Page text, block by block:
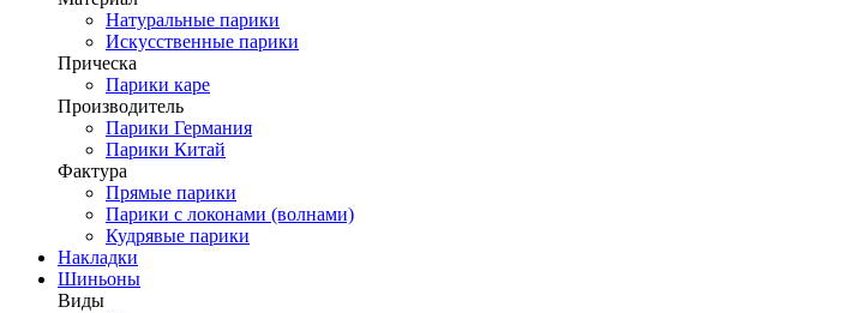
Натуральные парики
Искусственные парики
Прическа
Парики каре
Производитель
Парики Германия
Парики Китай
Фактура
Прямые парики
Парики с локонами (волнами)
Кудрявые парики
Накладки
Шиньоны
Виды